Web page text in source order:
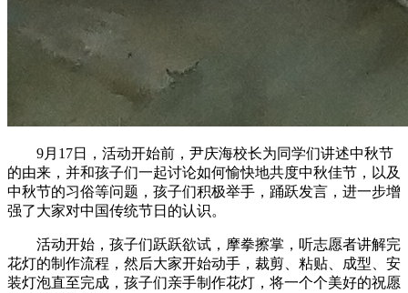
9月17日，活动开始前，尹庆海校长为同学们讲述中秋节
的由来，并和孩子们一起讨论如何愉快地共度中秋佳节，以及
中秋节的习俗等问题，孩子们积极举手，踊跃发言，进一步增
强了大家对中国传统节日的认识。
活动开始，孩子们跃跃欲试，摩拳擦掌，听志愿者讲解完
花灯的制作流程，然后大家开始动手，裁剪、粘贴、成型、安
装灯泡直至完成，孩子们亲手制作花灯，将一个个美好的祝愿